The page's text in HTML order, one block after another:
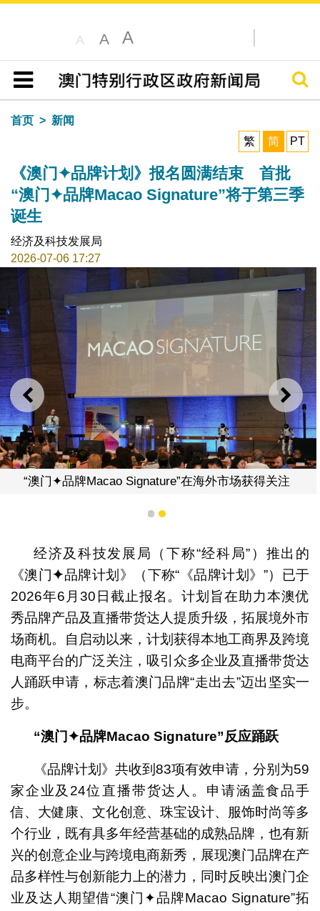
A A A
目录
搜寻
首页
新闻
繁
简 PT
《澳门✦品牌计划》报名圆满结束 首批
“澳门✦品牌Macao Signature”将于第三季
诞生
经济及科技发展局
2026-07-06 17:27
上一则 下一
“澳门✦品牌
在海外市场获得关注
1 2
经济及科技发展局（下称“经科局”）推出的
《澳门✦品牌计划》（下称“《品牌计划》”）已于
2026年6月30日截止报名。计划旨在助力本澳优
秀品牌产品及直播带货达人提质升级，拓展境外市
场商机。自启动以来，计划获得本地工商界及跨境
电商平台的广泛关注，吸引众多企业及直播带货达
人踊跃申请，标志着澳门品牌“走出去”迈出坚实一
步。
“澳门✦品牌Macao Signature”反应踊跃
《品牌计划》共收到83项有效申请，分别为59
家企业及24位直播带货达人。申请涵盖食品手
信、大健康、文化创意、珠宝设计、服饰时尚等多
个行业，既有具多年经营基础的成熟品牌，也有新
兴的创意企业与跨境电商新秀，展现澳门品牌在产
品多样性与创新能力上的潜力，同时反映出澳门企
业及达人期望借“澳门✦品牌Macao Signature”拓